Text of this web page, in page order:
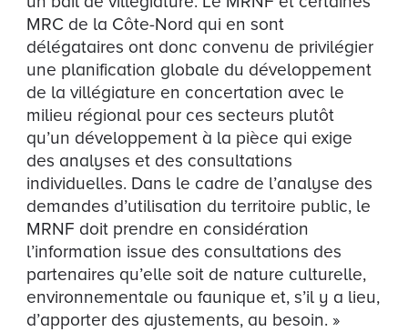
MRC de la Côte-Nord qui en sont
délégataires ont donc convenu de privilégier
une planification globale du développement
de la villégiature en concertation avec le
milieu régional pour ces secteurs plutôt
qu’un développement à la pièce qui exige
des analyses et des consultations
individuelles. Dans le cadre de l’analyse des
demandes d’utilisation du territoire public, le
MRNF doit prendre en considération
l’information issue des consultations des
partenaires qu’elle soit de nature culturelle,
environnementale ou faunique et, s’il y a lieu,
d’apporter des ajustements, au besoin. »